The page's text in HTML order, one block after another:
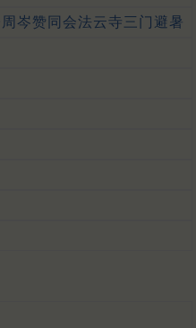
岑赞同会法云寺三门避暑